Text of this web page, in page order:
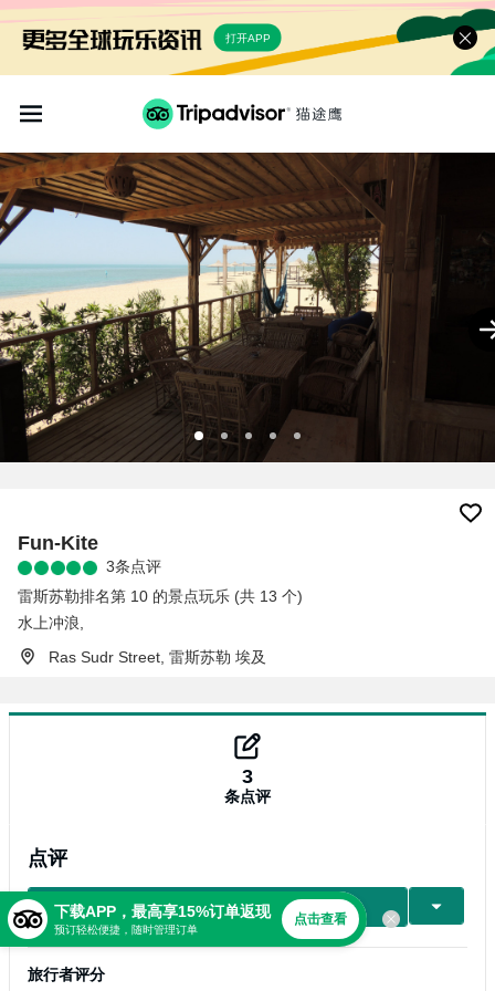
打开APP
Fun-Kite
3条点评
雷斯苏勒排名第 10 的景点玩乐 (共 13 个)
水上冲浪
Ras Sudr Street, 雷斯苏勒 埃及
3
条点评
点评
写点评
旅行者评分
下载APP，最高享15%订单返现
预订轻松便捷，随时管理订单
点击查看